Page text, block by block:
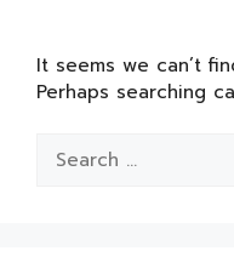
It seems we can’t
Perhaps searching